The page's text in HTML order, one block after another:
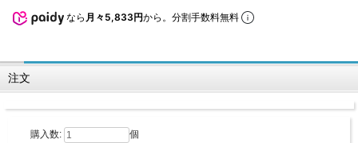
なら 月々5,833円から。分割手数料無料
注文
購入数: 個